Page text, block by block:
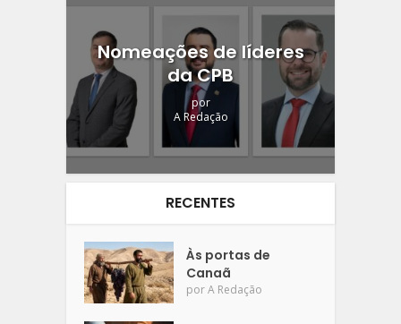
Nomeações de líderes
da CPB
por
A Redação
RECENTES
Às portas de
Canaã
porA Redação